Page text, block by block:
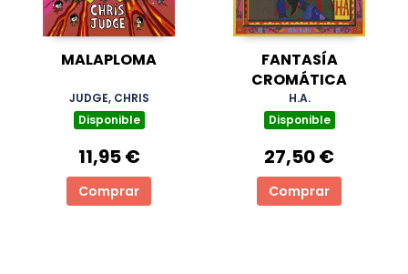
MALAPLOMA
JUDGE, CHRIS
Disponible
11,95 €
Comprar
FANTASÍA
CROMÁTICA
H.A.
Disponible
27,50 €
Comprar